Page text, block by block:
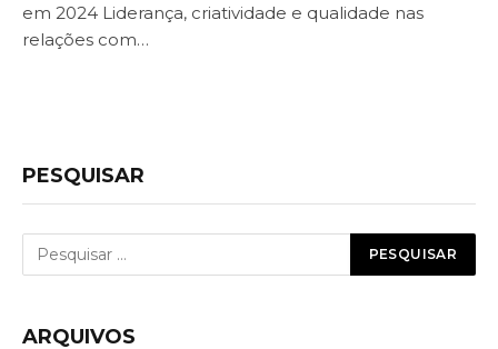
em 2024 Liderança, criatividade e qualidade nas
relações com…
PESQUISAR
ARQUIVOS